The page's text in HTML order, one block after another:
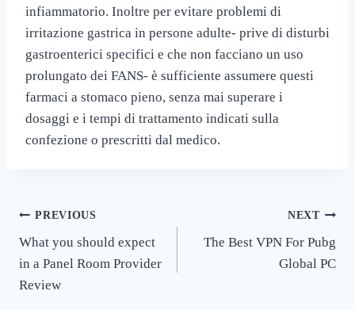
infiammatorio. Inoltre per evitare problemi di
irritazione gastrica in persone adulte- prive di disturbi
gastroenterici specifici e che non facciano un uso
prolungato dei FANS- è sufficiente assumere questi
farmaci a stomaco pieno, senza mai superare i
dosaggi e i tempi di trattamento indicati sulla
confezione o prescritti dal medico.
Post
navigation
PREVIOUS
What you should expect
in a Panel Room Provider
Review
NEXT
The Best VPN For Pubg
Global PC